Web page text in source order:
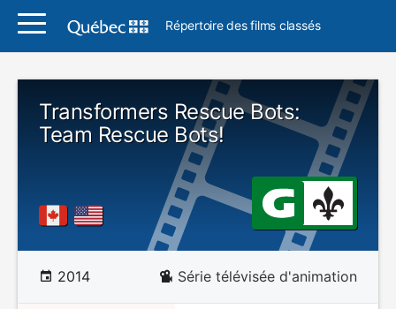
Répertoire des films classés
Transformers Rescue Bots:
Team Rescue Bots!
2014 Série télévisée d'animation